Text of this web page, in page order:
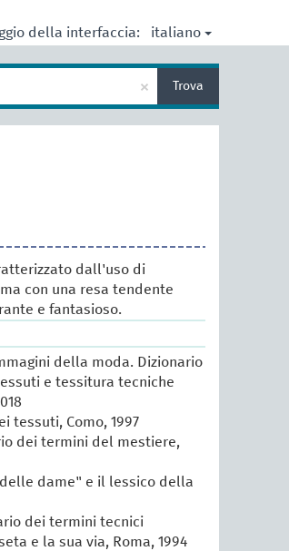
della interfaccia: italiano
× Trova
dall'uso di
con una resa tendente
e fantasioso.
della moda. Dizionario
e tessitura tecniche
tessuti, Como, 1997
dei termini del mestiere,
dame" e il lessico della
dei termini tecnici
e la sua via, Roma, 1994